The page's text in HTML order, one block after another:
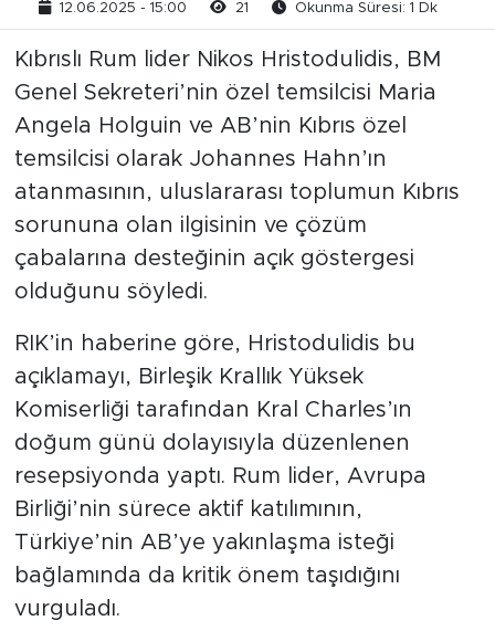
12.06.2025 - 15:00 21 Okunma Süresi: 1 Dk
Kıbrıslı Rum lider Nikos Hristodulidis, BM
Genel Sekreteri’nin özel temsilcisi Maria
Angela Holguin ve AB’nin Kıbrıs özel
temsilcisi olarak Johannes Hahn’ın
atanmasının, uluslararası toplumun Kıbrıs
sorununa olan ilgisinin ve çözüm
çabalarına desteğinin açık göstergesi
olduğunu söyledi.
RIK’in haberine göre, Hristodulidis bu
açıklamayı, Birleşik Krallık Yüksek
Komiserliği tarafından Kral Charles’ın
doğum günü dolayısıyla düzenlenen
resepsiyonda yaptı. Rum lider, Avrupa
Birliği’nin sürece aktif katılımının,
Türkiye’nin AB’ye yakınlaşma isteği
bağlamında da kritik önem taşıdığını
vurguladı.